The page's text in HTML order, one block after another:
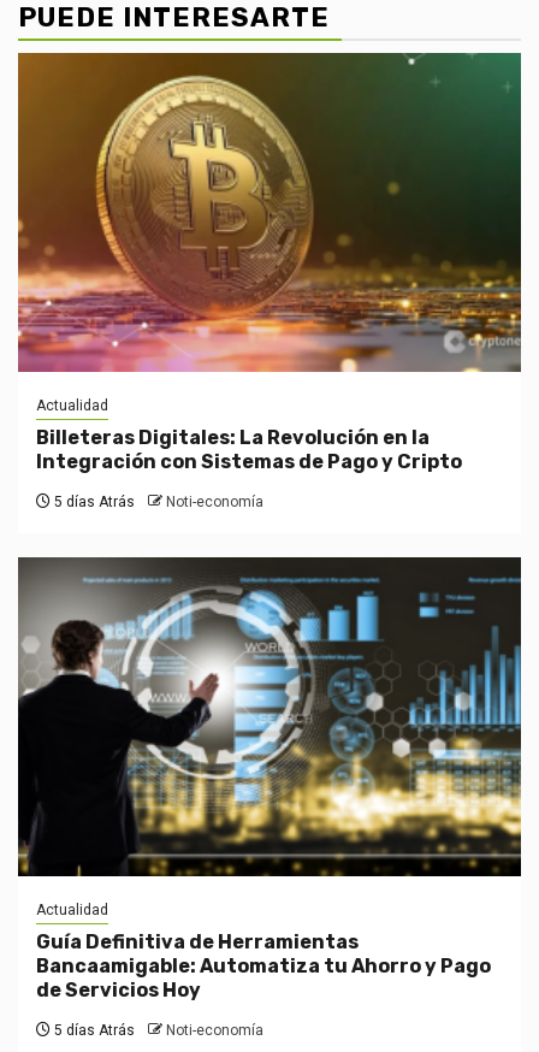
PUEDE INTERESARTE
Actualidad
Billeteras Digitales: La Revolución en la
Integración con Sistemas de Pago y Cripto
5 días Atrás Noti-economía
Actualidad
Guía Definitiva de Herramientas
Bancaamigable: Automatiza tu Ahorro y Pago
de Servicios Hoy
5 días Atrás Noti-economía